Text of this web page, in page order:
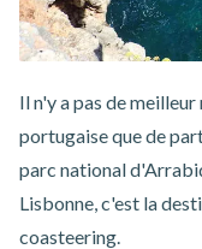
Il n'y a pas de
portugaise que de
parc national
Lisbonne, c'est la
coasteering.